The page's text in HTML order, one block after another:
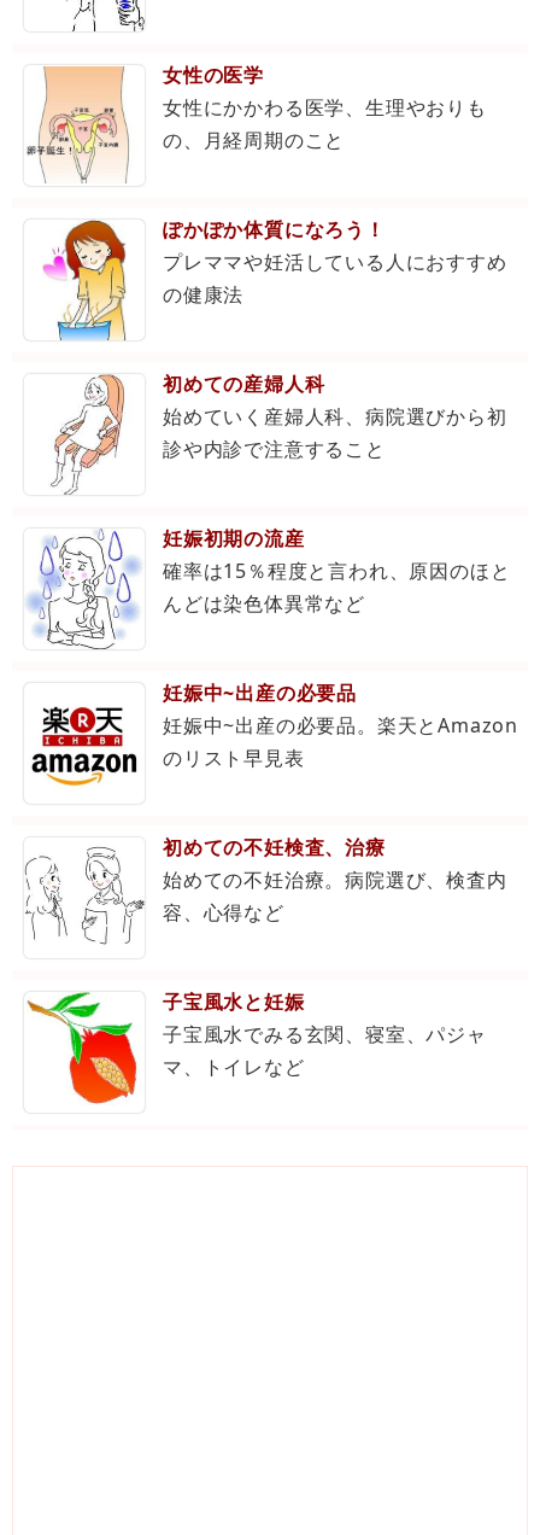
女性の医学
女性にかかわる医学、生理やおりも
の、月経周期のこと
ぽかぽか体質になろう！
プレママや妊活している人におすすめ
の健康法
初めての産婦人科
始めていく産婦人科、病院選びから初
診や内診で注意すること
妊娠初期の流産
確率は15％程度と言われ、原因のほと
んどは染色体異常など
妊娠中~出産の必要品
妊娠中~出産の必要品。楽天とAmazon
のリスト早見表
初めての不妊検査、治療
始めての不妊治療。病院選び、検査内
容、心得など
子宝風水と妊娠
子宝風水でみる玄関、寝室、パジャ
マ、トイレなど